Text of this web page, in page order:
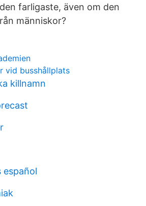
farligaste, även om den
människor?
vid busshållplats
killnamn
español